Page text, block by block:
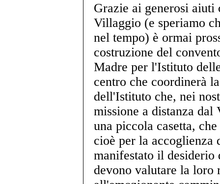
Grazie ai generosi aiuti
Villaggio (e speriamo
nel tempo) è ormai
costruzione del
Madre per l'Istituto
centro che coordinerà
dell'Istituto che, nei
missione a distanza
una piccola casetta,
cioè per la accoglienza
manifestato il desiderio
devono valutare la loro